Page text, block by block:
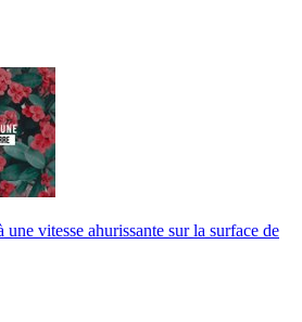
une vitesse ahurissante sur la surface de